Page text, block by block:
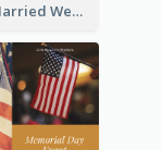
We Are Married Wedding Facebook Post